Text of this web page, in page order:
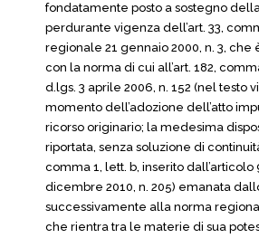
fondatamente posto a sostegno
perdurante vigenza dell’art. 33,
regionale 21 gennaio 2000, n. 3, che
con la norma di cui all’art. 182,
d.lgs. 3 aprile 2006, n. 152 (nel testo
momento dell’adozione dell’atto
ricorso originario; la medesima
riportata, senza soluzione di
comma 1, lett. b, inserito dall’articolo
dicembre 2010, n. 205) emanata
successivamente alla norma
che rientra tra le materie di sua